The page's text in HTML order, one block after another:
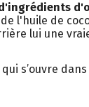
l'huile de
lui une
s’ouvre